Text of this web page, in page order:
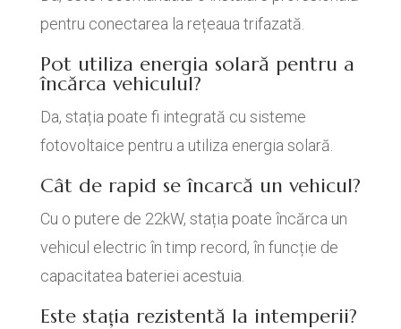
pentru conectarea la rețeaua trifazată.
Pot utiliza energia solară pentru a
încărca vehiculul?
Da, stația poate fi integrată cu sisteme
fotovoltaice pentru a utiliza energia solară.
Cât de rapid se încarcă un vehicul?
Cu o putere de 22kW, stația poate încărca un
vehicul electric în timp record, în funcție de
capacitatea bateriei acestuia.
Este stația rezistentă la intemperii?